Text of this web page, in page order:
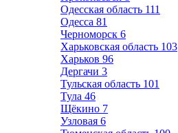
Одесская область 111
Одесса 81
Черноморск 6
Харьковская область 103
Харьков 96
Дергачи 3
Тульская область 101
Тула 46
Щёкино 7
Узловая 6